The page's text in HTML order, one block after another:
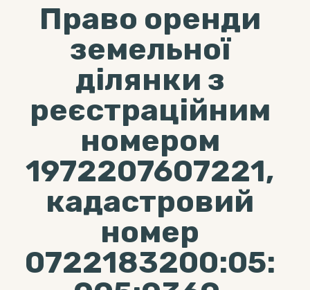
Право оренди
земельної
ділянки з
реєстраційним
номером
1972207607221,
кадастровий
номер
0722183200:05: